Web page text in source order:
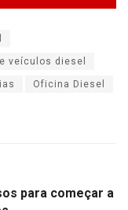
veículos diesel
Oficina Diesel
para começar a